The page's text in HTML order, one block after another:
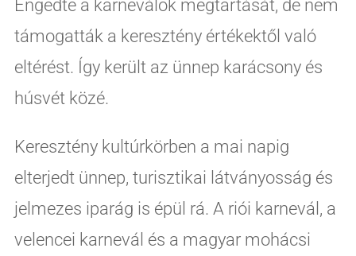
Engedte a karneválok megtartását, de nem
támogatták a keresztény értékektől való
eltérést. Így került az ünnep karácsony és
húsvét közé.
Keresztény kultúrkörben a mai napig
elterjedt ünnep, turisztikai látványosság és
jelmezes iparág is épül rá. A riói karnevál, a
velencei karnevál és a magyar mohácsi